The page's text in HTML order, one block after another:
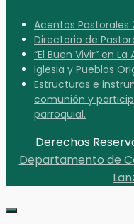
Acentos Pastorales
Directorio de
“El Buen Vivir” en
Iglesia y Pueblos
Estructuras e
comunión y
parroquial.
Derechos
Departamento de